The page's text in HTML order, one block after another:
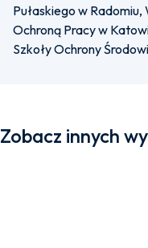
Pułaskiego w
Ochroną Pracy w
Szkoły Ochrony
Zobacz innych